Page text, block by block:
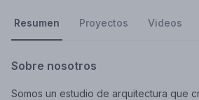
Resumen Proyectos Videos
Sobre nosotros
Somos un estudio de arquitectura que